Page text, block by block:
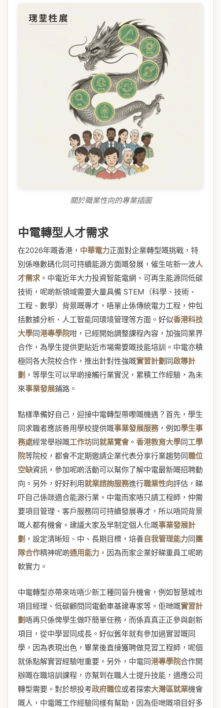
關於職業性向的專業插圖
中電轉型人才需求
在2026年嘅香港， 中華電力正面對企業轉型嘅挑戰，特
別係喺數碼化同可持續能源方面嘅發展，催生咗新一波人
才需求。中電近年大力投資智能電網、可再生能源同低碳
技術，呢啲新領域需要大量具備 STEM（科學、技術、
工程、數學）背景嘅專才，唔單止係傳統電力工程，仲包
括數據分析、人工智能同環境管理等方面。好似香港科技
大學同港專學院咁，已經開始調整課程內容，加強同業界
合作，為學生提供更貼近市場需要嘅技能培訓。中電亦積
極同各大院校合作，推出針對性強嘅實習計劃 同啟導計
劃 ，等學生可以早啲接觸行業實況，累積工作經驗，為未
來事業發展鋪路。
點樣準備好自己，迎接中電轉型帶嚟嘅機遇？首先，學生
同求職者應該善用學校提供嘅事業發展服務，例如學生事
務處經常舉辦嘅工作坊同就業覽會。 香港教育大學同工學
院等院校，都會不定期邀請企業代表分享行業趨勢同職位
空缺資訊，參加呢啲活動可以幫你了解中電最新嘅招聘動
向。另外，好好利用就業諮詢服務進行職業性向評估，睇
吓自己係咪適合能源行業。中電而家唔只請工程師，仲需
要項目管理、客戶服務同可持續發展專才，所以唔同背景
嘅人都有機會。建議大家及早制定個人化嘅事業發展計
劃 ，設定清晰短、中、長期目標，培養自我管理能力同團
隊合作精神呢啲通用能力 ，因為而家企業好睇重員工呢啲
軟實力。
中電轉型亦帶來咗唔少新工種同晉升機會，例如智慧城市
項目經理、低碳顧問同電動車基建專家等。佢哋嘅實習計
劃 唔再只係俾學生做吓簡單任務，而係真真正正參與創新
項目，從中學習同成長。好似舊年就有參加過實習嘅同
學，因為表現出色，畢業後直接獲聘做見習工程師，呢個
就係點解實習經驗咁重要。另外，中電同港專學院合作開
辦嘅在職培訓課程，亦幫到在職人士提升技能，適應公司
轉型需要。對於想投考政府職位或者探索大灣區就業機會
嘅人，中電嘅工作經驗同樣有幫助，因為佢哋嘅項目好多